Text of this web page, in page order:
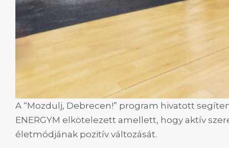
A “Mozdulj, Debrecen!” program hivatott
ENERGYM elkötelezett amellett, hogy aktív
életmódjának pozitív változását.